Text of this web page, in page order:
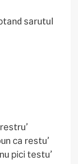
ѕаrutul
са rеѕtu’
рісі tеѕtu’